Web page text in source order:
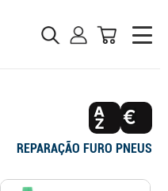
REPARAÇÃO FURO PNEUS